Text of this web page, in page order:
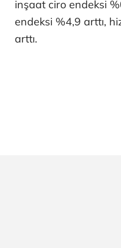
inşaat ciro endeksi
endeksi %4,9 arttı,
arttı.